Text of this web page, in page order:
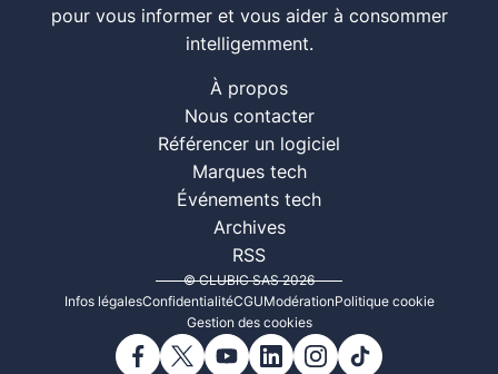
pour vous informer et vous aider à consommer
intelligemment.
À propos
Nous contacter
Référencer un logiciel
Marques tech
Événements tech
Archives
RSS
© CLUBIC SAS 2026
Infos légalesConfidentialitéCGUModérationPolitique cookie
Gestion des cookies